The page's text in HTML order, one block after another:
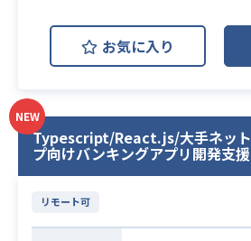
業務内容
体制強化に伴い
ただく案件です。
計書レビュー等
加え、
関係各所との調整
【仕事内容】
お気に入り
NEW
Typescript/React.js/大手ネット
プ向けバンキングアプリ開発支援
リモート可